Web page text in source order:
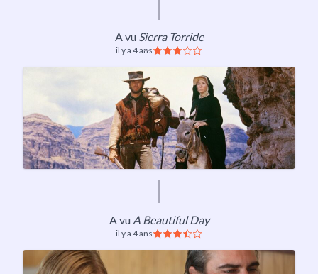
A vu Sierra Torride
il y a 4 ans
A vu A Beautiful Day
il y a 4 ans